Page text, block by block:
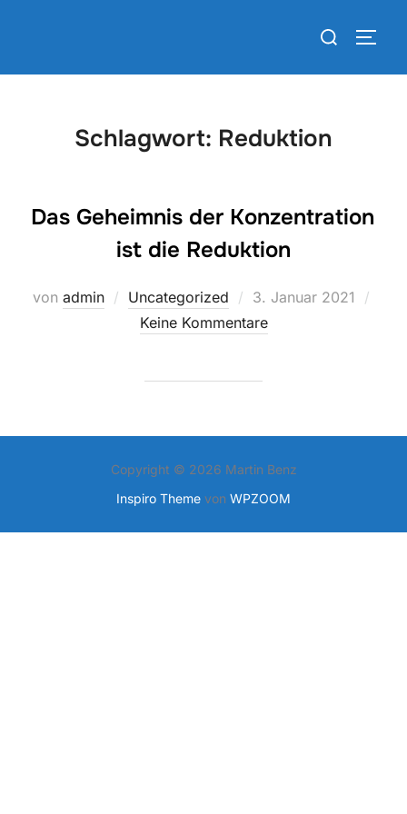
Suchen
Schlagwort: Reduktion
Das Geheimnis der Konzentration
ist die Reduktion
von admin Uncategorized
Veröffentlicht
am
3. Januar 2021
Keine Kommentare
Copyright © 2026 Martin Benz
Inspiro Theme von WPZOOM